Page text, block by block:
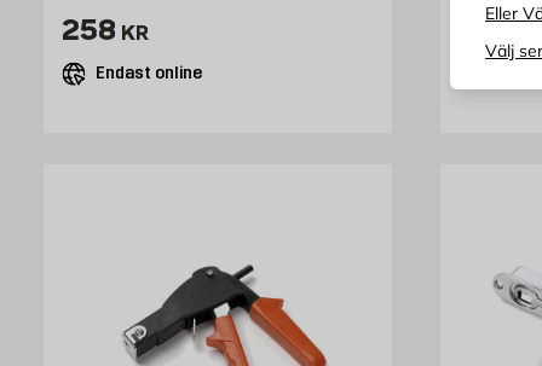
Eller
Välj
Pris 258 kr
258 KR
Endast online